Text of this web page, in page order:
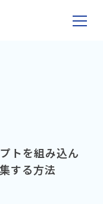
トを組み込ん
する方法